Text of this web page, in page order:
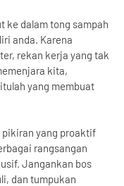
ke dalam tong sampah
anda. Karena
rekan kerja yang tak
kita,
yang membuat
yang proaktif
rangsangan
Jangankan bos
dan tumpukan